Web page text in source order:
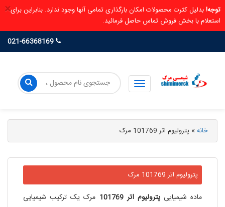
× توجه!بدلیل کثرت محصولات امکان بارگذاری تمامی آنها وجود ندارد. بنابراین برای
استعلام با بخش فروش تماس حاصل فرمائید.
خانه» پترولیوم اتر 101769 مرک
پترولیوم اتر 101769 مرک
ماده شیمیاییپترولیوم اتر 101769
مرک یک ترکیب شیمیایی